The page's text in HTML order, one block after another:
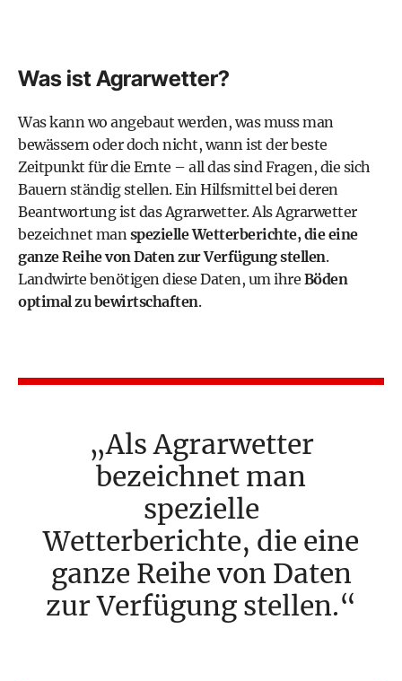
Was ist Agrarwetter?
Was kann wo angebaut werden, was muss man
bewässern oder doch nicht, wann ist der beste
Zeitpunkt für die Ernte – all das sind Fragen, die sich
Bauern ständig stellen. Ein Hilfsmittel bei deren
Beantwortung ist das Agrarwetter. Als Agrarwetter
bezeichnet manspezielle Wetterberichte, die eine
ganze Reihe von Daten zur Verfügung stellen.
Landwirte benötigen diese Daten, um ihre Böden
optimal zu bewirtschaften.
Als Agrarwetter
bezeichnet man
spezielle
Wetterberichte, die eine
ganze Reihe von Daten
zur Verfügung stellen.